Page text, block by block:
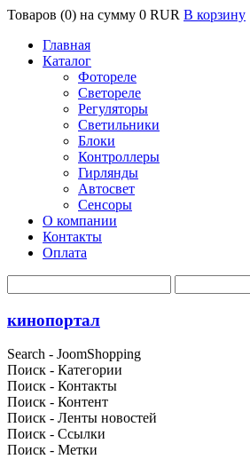
Товаров (0) на сумму 0 RUR В корзину
Главная
Каталог
Фотореле
Светореле
Регуляторы
Светильники
Блоки
Контроллеры
Гирлянды
Автосвет
Сенсоры
О компании
Контакты
Оплата
кинопортал
Search - JoomShopping
Поиск - Категории
Поиск - Контакты
Поиск - Контент
Поиск - Ленты новостей
Поиск - Ссылки
Поиск - Метки